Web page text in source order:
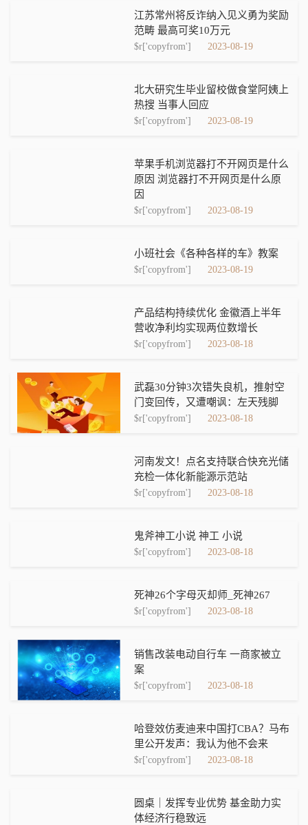
江苏常州将反诈纳入见义勇为奖励
范畴 最高可奖10万元
$r['copyfrom'] 2023-08-19
北大研究生毕业留校做食堂阿姨上
热搜 当事人回应
$r['copyfrom'] 2023-08-19
苹果手机浏览器打不开网页是什么
原因 浏览器打不开网页是什么原
因
$r['copyfrom'] 2023-08-19
小班社会《各种各样的车》教案
$r['copyfrom'] 2023-08-19
产品结构持续优化 金徽酒上半年
营收净利均实现两位数增长
$r['copyfrom'] 2023-08-18
武磊30分钟3次错失良机，推射空
门变回传，又遭嘲讽：左天残脚
$r['copyfrom'] 2023-08-18
河南发文！点名支持联合快充光储
充检一体化新能源示范站
$r['copyfrom'] 2023-08-18
鬼斧神工小说 神工 小说
$r['copyfrom'] 2023-08-18
死神26个字母灭却师_死神267
$r['copyfrom'] 2023-08-18
销售改装电动自行车 一商家被立
案
$r['copyfrom'] 2023-08-18
哈登效仿麦迪来中国打CBA？马布
里公开发声：我认为他不会来
$r['copyfrom'] 2023-08-18
圆桌｜发挥专业优势 基金助力实
体经济行稳致远